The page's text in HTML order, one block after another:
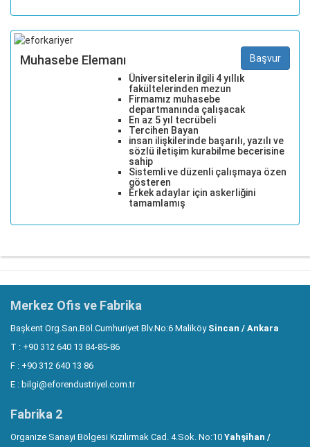
Başvur
Muhasebe Elemanı
Üniversitelerin ilgili 4 yıllık
fakültelerinden mezun
Firmamız muhasebe
departmanında çalışacak
En az 5 yıl tecrübeli
Tercihen Bayan
insan ilişkilerinde başarılı, yazılı ve
sözlü iletişim kurabilme becerisine
sahip
Sistemli ve düzenli çalışmaya özen
gösteren
Erkek adaylar için askerliğini
tamamlamış
Merkez Ofis ve Fabrika
Başkent Org.San.Böl.Cumhuriyet Blv.No:6 Maliköy Sincan / Ankara
T : +90 312 640 13 84-85-86
F : +90 312 640 13 86
E : bilgi@eforendustriyel.com.tr
Fabrika 2
Organize Sanayi Bölgesi Kızılırmak Cad. 4.Sok. No:10 Yahşihan /